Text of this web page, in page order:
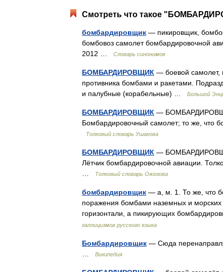
Смотреть что такое
бомбардировщик — пикировщик,
бомбовоз самолет бомбардировочной
2012 …
Словарь синонимов
БОМБАРДИРОВЩИК — боевой самолет,
противника бомбами и ракетами.
и палубные (корабельные) …
Большой
БОМБАРДИРОВЩИК —
Бомбардировочный самолет; то же, что
Толковый словарь Ушакова
БОМБАРДИРОВЩИК —
Лётчик бомбардировочной авиации.
Толковый словарь Ожегова
бомбардировщик — а, м. 1. То же, что
поражения бомбами наземных и
горизонтали, а пикирующих
галлицизмов русского языка
Бомбардировщик — Сюда
Википедия